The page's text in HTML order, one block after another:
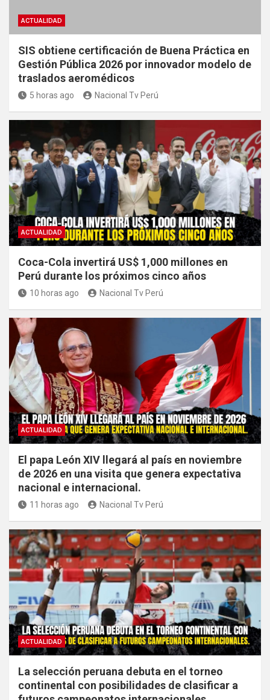
ACTUALIDAD
SIS obtiene certificación de Buena Práctica en
Gestión Pública 2026 por innovador modelo de
traslados aeromédicos
5 horas ago Nacional Tv Perú
ACTUALIDAD
Coca-Cola invertirá US$ 1,000 millones en
Perú durante los próximos cinco años
10 horas ago Nacional Tv Perú
ACTUALIDAD
El papa León XIV llegará al país en noviembre
de 2026 en una visita que genera expectativa
nacional e internacional.
11 horas ago Nacional Tv Perú
ACTUALIDAD
La selección peruana debuta en el torneo
continental con posibilidades de clasificar a